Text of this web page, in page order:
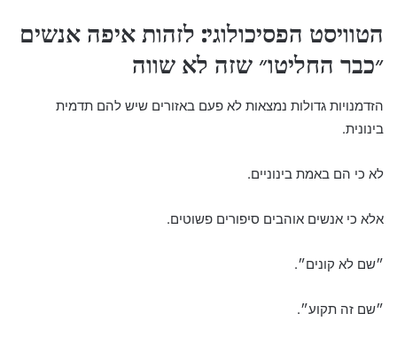
הטוויסט הפסיכולוגי: לזהות איפה אנשים
״כבר החליטו״ שזה לא שווה
הזדמנויות גדולות נמצאות לא פעם באזורים שיש להם תדמית
בינונית.
לא כי הם באמת בינוניים.
אלא כי אנשים אוהבים סיפורים פשוטים.
״שם לא קונים״.
״שם זה תקוע״.